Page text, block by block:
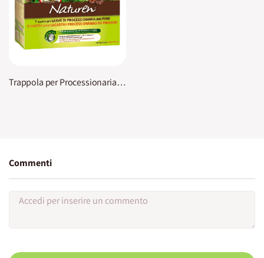
Trappola per Processionaria del Pino Naturen
Commenti